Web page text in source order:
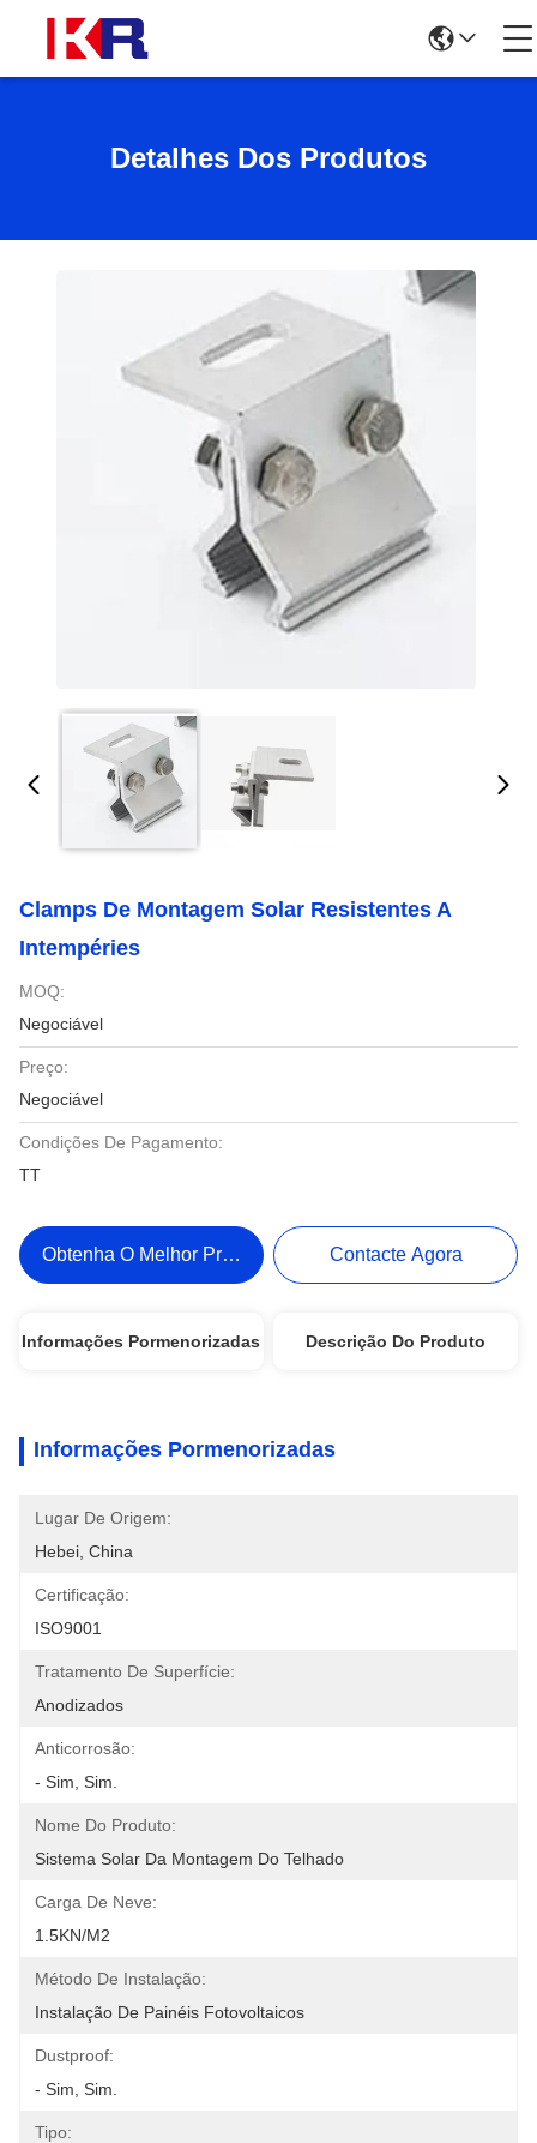
Detalhes Dos Produtos
Clamps De Montagem Solar Resistentes A
Intempéries
MOQ:
Negociável
Preço:
Negociável
Condições De Pagamento:
TT
Obtenha O Melhor Preço Contacte Agora
Informações Pormenorizadas Descrição Do Produto
Informações Pormenorizadas
Lugar De Origem:
Hebei, China
Certificação:
ISO9001
Tratamento De Superfície:
Anodizados
Anticorrosão:
- Sim, Sim.
Nome Do Produto:
Sistema Solar Da Montagem Do Telhado
Carga De Neve:
1.5KN/m2
Método De Instalação:
Instalação De Painéis Fotovoltaicos
Dustproof:
- Sim, Sim.
Tipo: